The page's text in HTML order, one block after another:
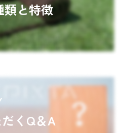
類と特徴
くQ＆A